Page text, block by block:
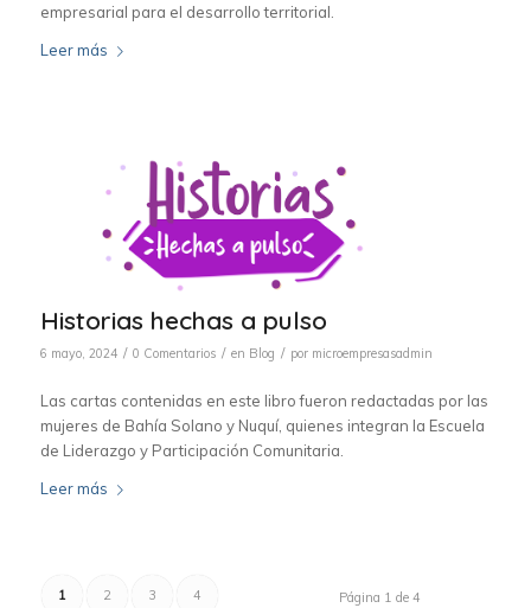
empresarial para el desarrollo territorial.
Leer más
Historias hechas a pulso
6 mayo, 2024 / 0 Comentarios / en Blog / por microempresasadmin
Las cartas contenidas en este libro fueron redactadas por las
mujeres de Bahía Solano y Nuquí, quienes integran la Escuela
de Liderazgo y Participación Comunitaria.
Leer más
Página 1 de 4
1 2 3 4